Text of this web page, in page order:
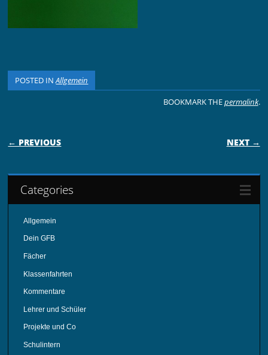
POSTED INAllgemein
BOOKMARK THEpermalink.
POST NAVIGATION
← PREVIOUS NEXT →
Categories
Allgemein
Dein GFB
Fächer
Klassenfahrten
Kommentare
Lehrer und Schüler
Projekte und Co
Schulintern